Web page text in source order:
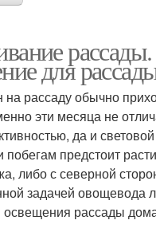
рассады.
для
рассаду обычно
эти месяца не
да и
побегам предстоит
либо с северной
задачей овощевода
освещения рассады